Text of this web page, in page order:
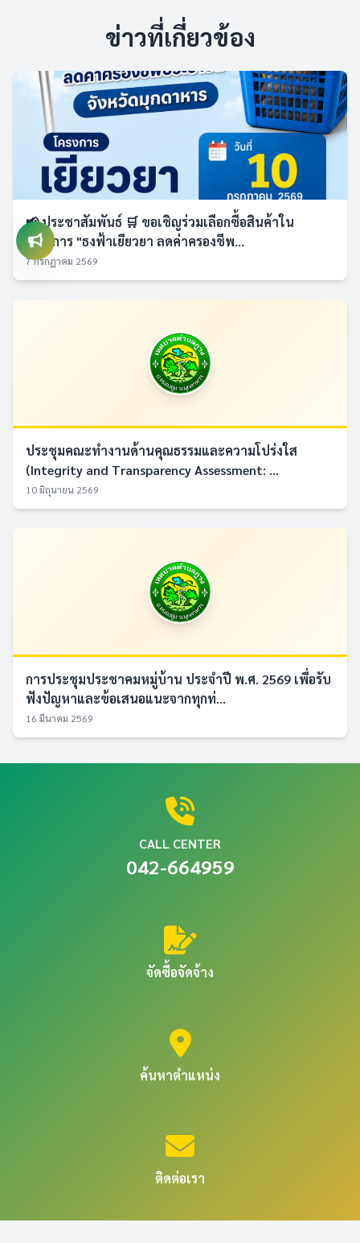
ข่าวที่เกี่ยวข้อง
📢 ประชาสัมพันธ์ 🛒 ขอเชิญร่วมเลือกซื้อสินค้าใน
โครงการ "ธงฟ้าเยียวยา ลดค่าครองชีพ...
7 กรกฎาคม 2569
ประชุมคณะทำงานด้านคุณธรรมและความโปร่งใส
(Integrity and Transparency Assessment: ...
10 มิถุนายน 2569
การประชุมประชาคมหมู่บ้าน ประจำปี พ.ศ. 2569 เพื่อรับ
ฟังปัญหาและข้อเสนอแนะจากทุกท่...
16 มีนาคม 2569
CALL CENTER
042-664959
จัดซื้อจัดจ้าง
ค้นหาตำแหน่ง
ติดต่อเรา